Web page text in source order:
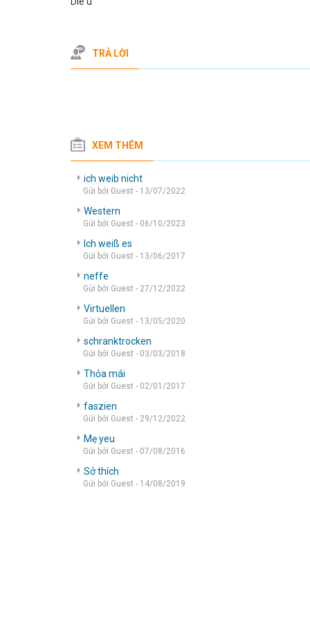
TRẢ LỜI
XEM THÊM
ich weib nicht
Gửi bởi Guest - 13/07/2022
Western
Gửi bởi Guest - 06/10/2023
Ich weiß es
Gửi bởi Guest - 13/06/2017
neffe
Gửi bởi Guest - 27/12/2022
Virtuellen
Gửi bởi Guest - 13/05/2020
schranktrocken
Gửi bởi Guest - 03/03/2018
Thỏa mái
Gửi bởi Guest - 02/01/2017
faszien
Gửi bởi Guest - 29/12/2022
Mẹ yeu
Gửi bởi Guest - 07/08/2016
Sở thích
Gửi bởi Guest - 14/08/2019